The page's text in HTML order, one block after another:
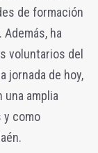
de formación
ha
voluntarios del
jornada de hoy,
una amplia
y como